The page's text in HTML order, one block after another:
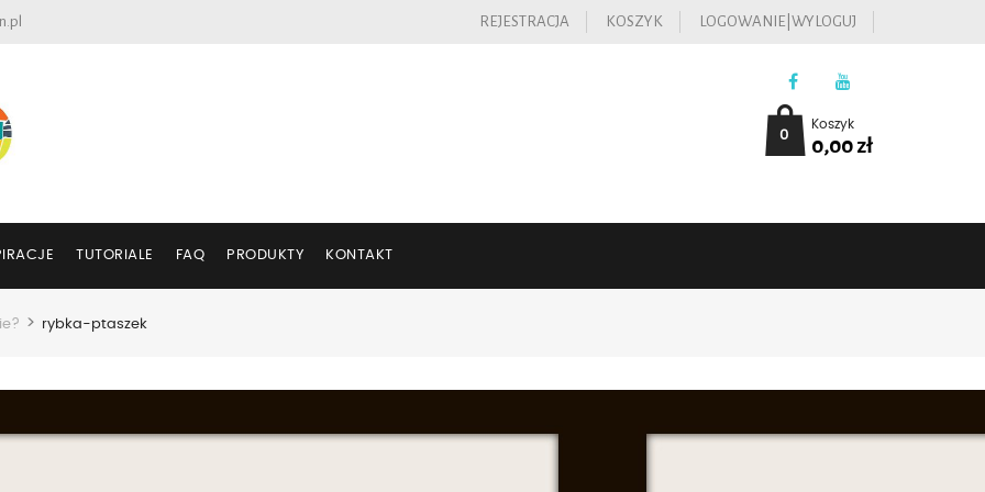
REJESTRACJA KOSZYK LOGOWANIE|WYLOGUJ
Koszyk
0,00zł
0
TUTORIALE FAQ PRODUKTY KONTAKT
> rybka-ptaszek